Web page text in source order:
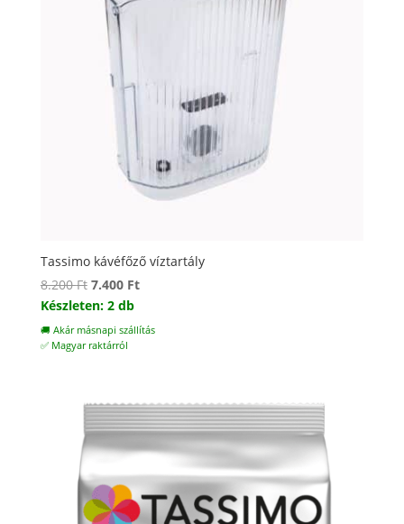
Tassimo kávéfőző víztartály
8.200Ft Original
price
was:
8.200 Ft.
7.400 FtCurrent
is:
Készleten: 2 db
🚚 Akár másnapi szállítás
✅ Magyar raktárról